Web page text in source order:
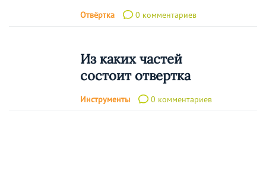
Отвёртка 0 комментариев
Из каких частей
состоит отвертка
Инструменты 0 комментариев